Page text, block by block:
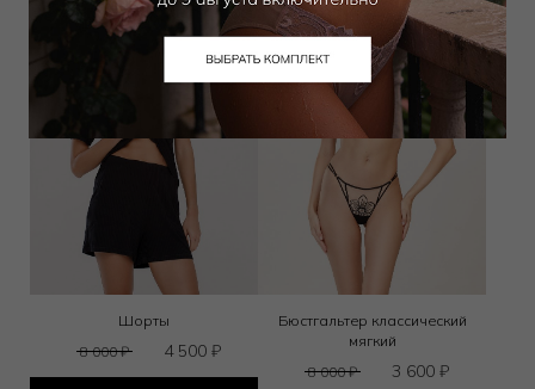
Шорты
8 000₽ 4 500 ₽
Бюстгальтер классический
мягкий
8 000₽ 3 600 ₽